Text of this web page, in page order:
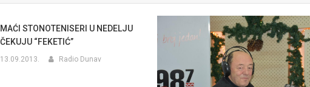
STONOTENISERI U NEDELJU
“FEKETIĆ”
13.09.2013. Radio Dunav